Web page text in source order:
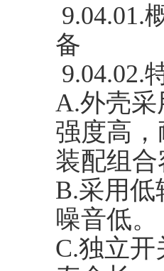
9.04.01.
备 用
9.04.02.
A.外壳采
强度高
装配组
B.采用低
噪音低。
C.独立开